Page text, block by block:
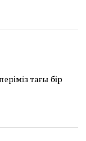
тағы бір